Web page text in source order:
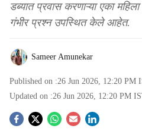
डब्यात प्रवास करणाऱ्या एका
गंभीर प्रश्न उपस्थित केले आहेत.
Sameer Amunekar
Published on :26 Jun 2026, 12:20 PM
Updated on :26 Jun 2026, 12:20 PM
S